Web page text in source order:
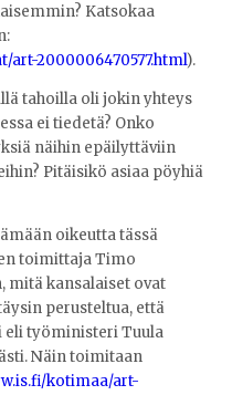
Katsokaa
2000006470577.html).
tahoilla oli jokin yhteys
ei tiedetä? Onko
näihin epäilyttäviin
Pitäisikö asiaa pöyhiä
oikeutta tässä
toimittaja Timo
mitä kansalaiset ovat
perusteltua, että
eli työministeri Tuula
Näin toimitaan
kotimaa/art-